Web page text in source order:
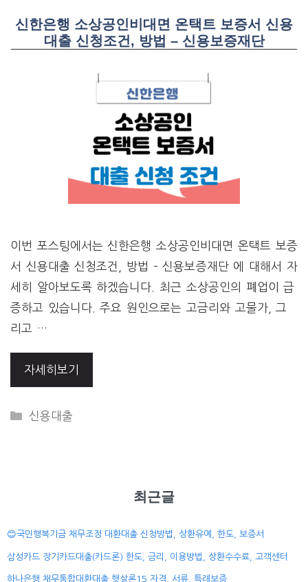
신한은행 소상공인비대면 온택트 보증서 신용
대출 신청조건, 방법 – 신용보증재단
이번 포스팅에서는 신한은행 소상공인비대면 온택트 보증
서 신용대출 신청조건, 방법 – 신용보증재단 에 대해서 자
세히 알아보도록 하겠습니다. 최근 소상공인의 폐업이 급
증하고 있습니다. 주요 원인으로는 고금리와 고물가, 그
리고 …
자세히보기
CATEGORIES
신용대출
최근글
😊국민행복기금 채무조정 대환대출 신청방법, 상환유예, 한도, 보증서
삼성카드 장기카드대출(카드론) 한도, 금리, 이용방법, 상환수수료, 고객센터
하나은행 채무통합대환대출 햇살론15 자격, 서류, 특례보증